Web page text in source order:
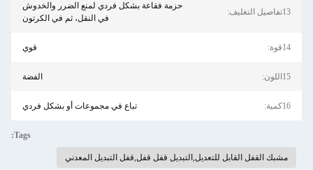
13تفاصيل التغليف:
حزمة فقاعة بشكل فردي لمنع الضرر والخدوش
في النقل، ثم في الكرتون
14قوة: قوي
15اللون: الفضة
16كمية: تباع في مجموعات أو بشكل فردي
Tags:
مشبك القفل القابل للتعديل,التبديل قفل قفل,قفل التبديل المعدني